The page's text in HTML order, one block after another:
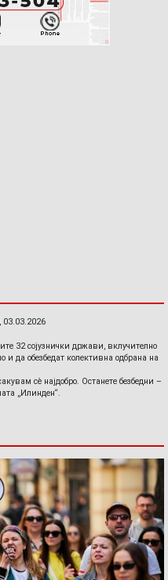
32 сојузнички држави, вклучително
и да обезбедат колективна одбрана на
сè најдобро. Останете безбедни –
„Илинден“.